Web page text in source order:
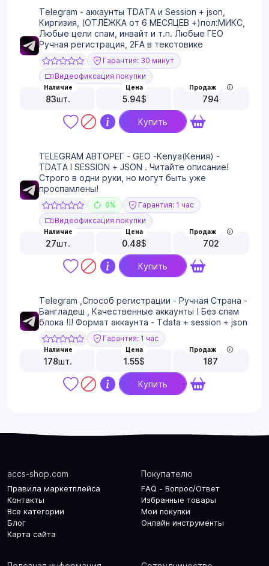
Telegram - аккаунты TDATA и Session + json,
Киргизия, (ОТЛЁЖКА от 6 МЕСЯЦЕВ +)пол:МИКС,
Любые цели спам, инвайт и т.п. Любые ГЕО
Ручная регистрация, 2FA в текстовике
Гарантия: 30 минут
Видеофиксация покупки
Наличие
83шт.
Цена
5.94$
Продаж
794
Купить
TELEGRAM АВТОРЕГ - GEO -Kenya(Кения) -
TDATA I SESSION + JSON . Читайте описание!
Строго в одни руки, но могут быть уже
проспамлены!
0%
Гарантия: 1 час
Видеофиксация покупки
Наличие
27шт.
Цена
0.48$
Продаж
702
Купить
Telegram ,Способ регистрации - Ручная Страна -
Бангладеш , Качественные аккаунты ! Без спам
блока !!! Формат аккаунта - Tdata + session + json
Гарантия: 1 час
Наличие
178шт.
Цена
1.55$
Продаж
187
Купить
accs-shop.com
Правила маркетплейса
Контакты
Все категории
Блог
Карта сайта
Покупателю
FAQ - Вопрос/Ответ
Избранные товары
Мои покупки
Онлайн инструменты